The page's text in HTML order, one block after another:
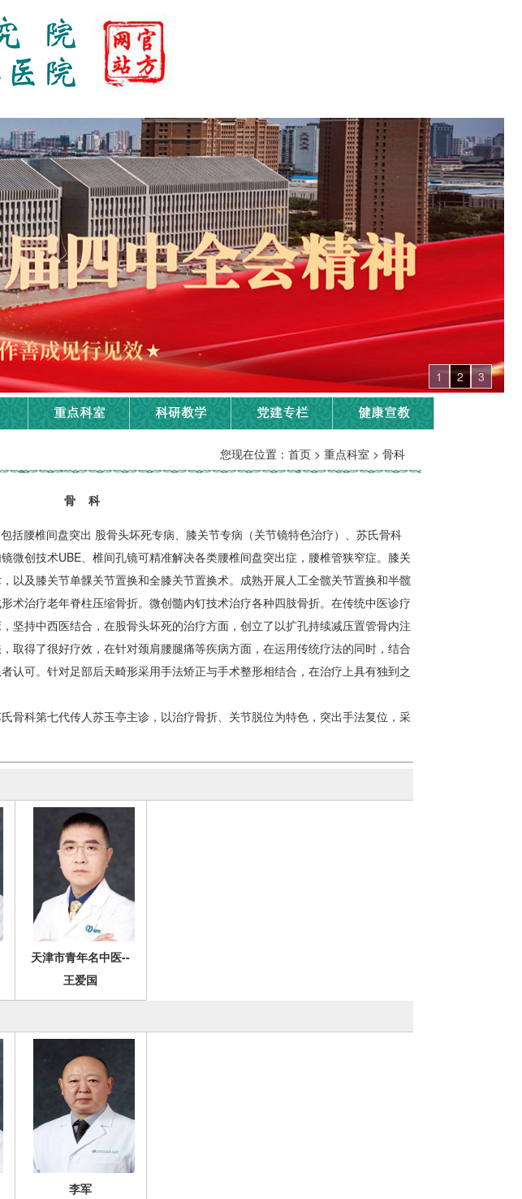
1 2 3
您现在位置：首页 > 重点科室 > 骨科
骨 科
括腰椎间盘突出 股骨头坏死专病、膝关节专病（关节镜特色治疗）、苏氏骨科
微创技术UBE、椎间孔镜可精准解决各类腰椎间盘突出症，腰椎管狭窄症。膝关
以及膝关节单髁关节置换和全膝关节置换术。成熟开展人工全髋关节置换和半髋
术治疗老年脊柱压缩骨折。微创髓内钉技术治疗各种四肢骨折。在传统中医诊疗
坚持中西医结合，在股骨头坏死的治疗方面，创立了以扩孔持续减压置管骨内注
取得了很好疗效，在针对颈肩腰腿痛等疾病方面，在运用传统疗法的同时，结合
认可。针对足部后天畸形采用手法矫正与手术整形相结合，在治疗上具有独到之
骨科第七代传人苏玉亭主诊，以治疗骨折、关节脱位为特色，突出手法复位，采
天津市青年名中医--
王爱国
李军